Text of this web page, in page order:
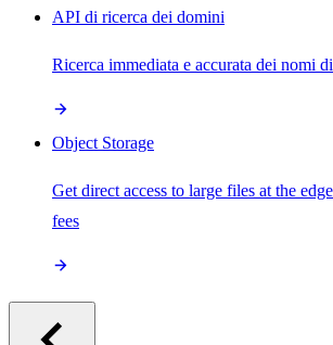
API di ricerca dei domini
Ricerca immediata e accurata dei nomi
Object Storage
Get direct access to large files at the
fees